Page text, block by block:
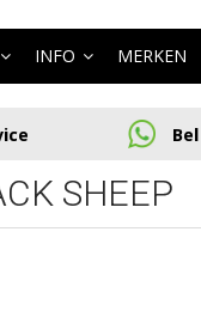
INFO MERKEN
SHEEP